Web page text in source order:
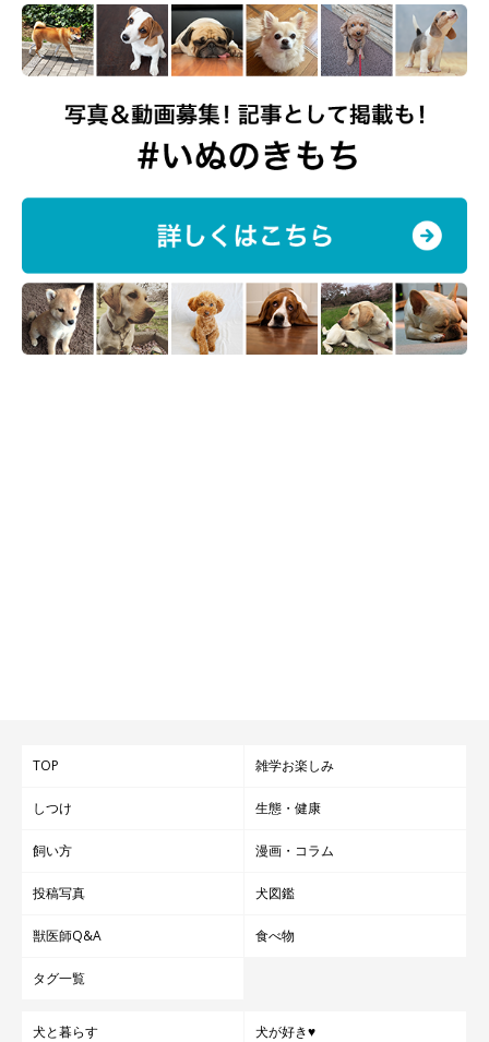
【獣医師解説】犬が飼い主さんの靴を隠す心
@miki.tamama
TOP 雑学お楽しみ
しつけ 生態・健康
飼い方 漫画・コラム
投稿写真 犬図鑑
獣医師Q&A 食べ物
タグ一覧
犬と暮らす 犬が好き♥